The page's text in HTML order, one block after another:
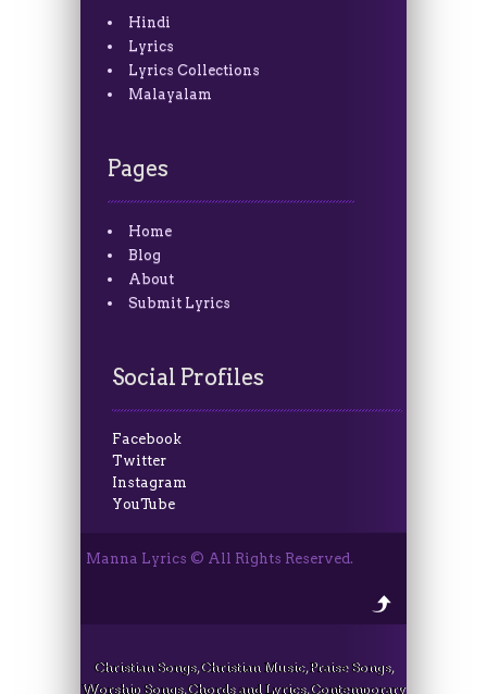
Hindi
Lyrics
Lyrics Collections
Malayalam
Pages
Home
Blog
About
Submit Lyrics
Social Profiles
Facebook
Twitter
Instagram
YouTube
Manna Lyrics © All Rights Reserved.
Christian Songs, Christian Music, Praise Songs,
Worship Songs, Chords and Lyrics, Contemporary